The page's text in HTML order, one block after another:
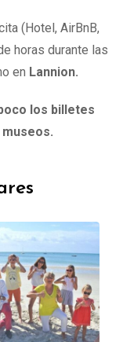
(Hotel, AirBnB,
horas durante las
en Lannion.
los billetes